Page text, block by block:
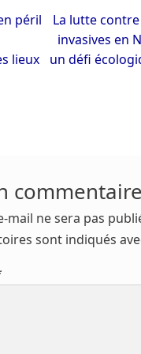
péril
lieux
Article
suivant :
La lutte
invasives en
un défi
commentaire
mail ne sera pas
sont indiqués